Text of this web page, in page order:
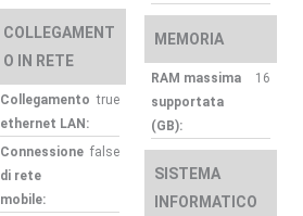
COLLEGAMENT
O IN RETE
Collegamento
ethernet LAN:
true
Connessione
di rete
mobile:
false
MEMORIA
RAM massima
supportata
(GB):
16
SISTEMA
INFORMATICO